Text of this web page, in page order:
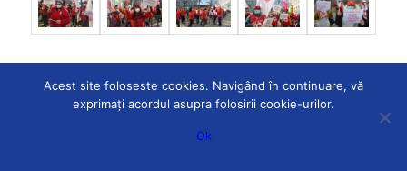
Acest site foloseste cookies. Navigând în continuare, vă
exprimați acordul asupra folosirii cookie-urilor.
Ok